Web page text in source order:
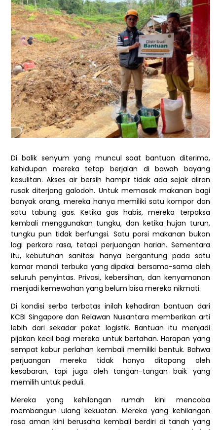
Di balik senyum yang muncul saat bantuan diterima,
kehidupan mereka tetap berjalan di bawah bayang
kesulitan. Akses air bersih hampir tidak ada sejak aliran
rusak diterjang galodoh. Untuk memasak makanan bagi
banyak orang, mereka hanya memiliki satu kompor dan
satu tabung gas. Ketika gas habis, mereka terpaksa
kembali menggunakan tungku, dan ketika hujan turun,
tungku pun tidak berfungsi. Satu porsi makanan bukan
lagi perkara rasa, tetapi perjuangan harian. Sementara
itu, kebutuhan sanitasi hanya bergantung pada satu
kamar mandi terbuka yang dipakai bersama-sama oleh
seluruh penyintas. Privasi, kebersihan, dan kenyamanan
menjadi kemewahan yang belum bisa mereka nikmati.
Di kondisi serba terbatas inilah kehadiran bantuan dari
KCBI Singapore dan Relawan Nusantara memberikan arti
lebih dari sekadar paket logistik. Bantuan itu menjadi
pijakan kecil bagi mereka untuk bertahan. Harapan yang
sempat kabur perlahan kembali memiliki bentuk. Bahwa
perjuangan mereka tidak hanya ditopang oleh
kesabaran, tapi juga oleh tangan-tangan baik yang
memilih untuk peduli.
Mereka yang kehilangan rumah kini mencoba
membangun ulang kekuatan. Mereka yang kehilangan
rasa aman kini berusaha kembali berdiri di tanah yang